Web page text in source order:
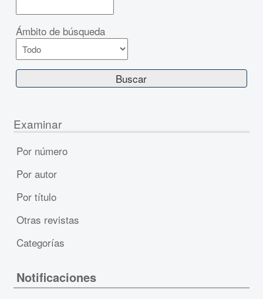
Ámbito de búsqueda
Examinar
Por número
Por autor
Por título
Otras revistas
Categorías
Notificaciones